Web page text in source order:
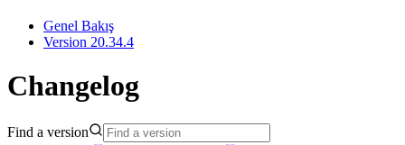
Genel Bakış
Version 20.34.4
Changelog
Find a version